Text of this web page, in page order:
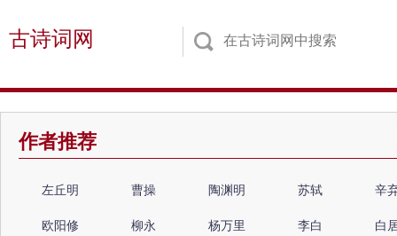
古诗词网
作者推荐
左丘明 曹操 陶渊明 苏轼 辛
欧阳修 柳永 杨万里 李白 白